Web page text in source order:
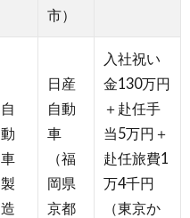
市）
自
動
車
製
造
日産
自動
車
（福
岡県
京都
入社祝い
金130万円
＋赴任手
当5万円＋
赴任旅費1
万4千円
（東京か